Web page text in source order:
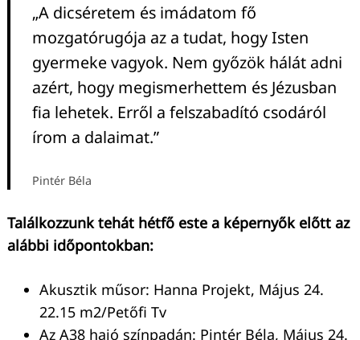
„A dicséretem és imádatom fő
mozgatórugója az a tudat, hogy Isten
gyermeke vagyok. Nem győzök hálát adni
azért, hogy megismerhettem és Jézusban
fia lehetek. Erről a felszabadító csodáról
írom a dalaimat.”
Pintér Béla
Találkozzunk tehát hétfő este a képernyők előtt az
alábbi időpontokban:
Akusztik műsor: Hanna Projekt, Május 24.
22.15 m2/Petőfi Tv
Az A38 hajó színpadán: Pintér Béla, Május 24.